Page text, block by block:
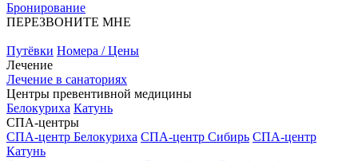
Бронирование
ПЕРЕЗВОНИТЕ МНЕ
Путёвки Номера / Цены
Лечение
Лечение в санаториях
Центры превентивной медицины
Белокуриха Катунь
СПА-центры
СПА-центр Белокуриха СПА-центр Сибирь СПА-центр
Катунь